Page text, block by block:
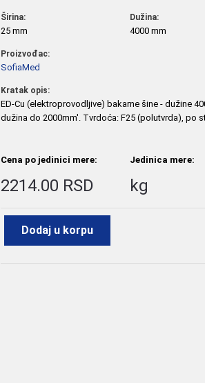
Širina:
25 mm
Dužina:
4000 mm
Proizvođac:
SofiaMed
Kratak opis:
ED-Cu (elektroprovodljive) bakarne šine - dužine
dužina do 2000mm'. Tvrdoća: F25 (polutvrda), po
Cena po jedinici mere:
2214.00 RSD
Jedinica mere:
kg
Dodaj u korpu